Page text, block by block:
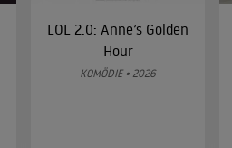
LOL 2.0: Anne’s Golden
Hour
KOMÖDIE • 2026